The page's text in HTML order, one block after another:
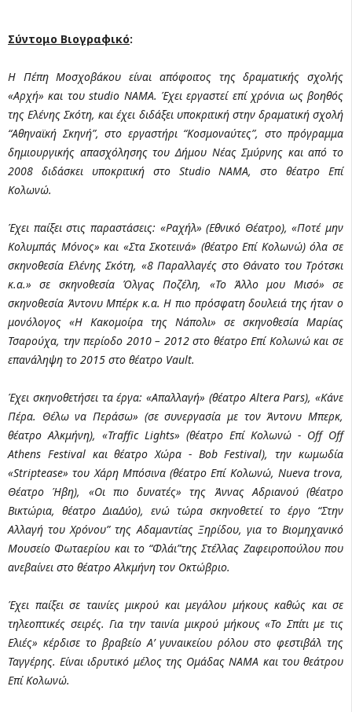
Σύντομο Βιογραφικό:
Η Πέπη Μοσχοβάκουείναι απόφοιτος της δραματικής σχολής
«Αρχή» και του studio ΝΑΜΑ. Έχει εργαστεί επί χρόνια ως βοηθός
της Ελένης Σκότη, και έχει διδάξει υποκριτική στην δραματική σχολή
“Αθηναϊκή Σκηνή”, στο εργαστήρι “Κοσμοναύτες”, στο πρόγραμμα
δημιουργικής απασχόλησης του Δήμου Νέας Σμύρνης και από το
2008 διδάσκει υποκριτική στο Studio NAMA, στο θέατρο Επί
Κολωνώ.
Έχει παίξει στις παραστάσεις: «Ραχήλ» (Εθνικό Θέατρο), «Ποτέ μην
Κολυμπάς Μόνος» και «Στα Σκοτεινά» (θέατρο Επί Κολωνώ) όλα σε
σκηνοθεσία Ελένης Σκότη, «8 Παραλλαγές στο Θάνατο του Τρότσκι
κ.α.» σε σκηνοθεσία Όλγας Ποζέλη, «Το Άλλο μου Μισό» σε
σκηνοθεσία Άντονυ Μπέρκ κ.α.Η πιο πρόσφατη δουλειά της ήταν ο
μονόλογος «Η Κακομοίρα της Νάπολι» σε σκηνοθεσία Μαρίας
Τσαρούχα, την περίοδο 2010 – 2012 στο θέατρο Επί Κολωνώ και σε
επανάληψη το 2015 στο θέατρο Vault.
Έχει σκηνοθετήσει τα έργα: «Απαλλαγή» (θέατρο Altera Pars), «Κάνε
Πέρα. Θέλω να Περάσω» (σε συνεργασία με τον Άντονυ Μπερκ,
θέατρο Αλκμήνη), «Traffic Lights» (θέατρο Επί Κολωνώ - Off Off
Athens Festival και θέατρο Χώρα - Bob Festival), την κωμωδία
«Striptease» του Χάρη Μπόσινα (θέατρο Επί Κολωνώ, Nueva trova,
Θέατρο Ήβη), «Οι πιο δυνατές» της Άννας Αδριανού (θέατρο
Βικτώρια, θέατρο ΔιαΔύο), ενώ τώρα σκηνοθετεί το έργο “Στην
Αλλαγή του Χρόνου” της Αδαμαντίας Ξηρίδου, για το Βιομηχανικό
Μουσείο Φωταερίου και το “Φλάι”της Στέλλας Ζαφειροπούλου που
ανεβαίνει στο θέατρο Αλκμήνη τον Οκτώβριο.
Έχει παίξει σε ταινίες μικρού και μεγάλου μήκους καθώς και σε
τηλεοπτικές σειρές. Για την ταινία μικρού μήκους «Το Σπίτι με τις
Ελιές» κέρδισε το βραβείο Α’ γυναικείου ρόλου στο φεστιβάλ της
Ταγγέρης. Είναι ιδρυτικό μέλος της Ομάδας ΝΑΜΑ και του θεάτρου
Επί Κολωνώ.